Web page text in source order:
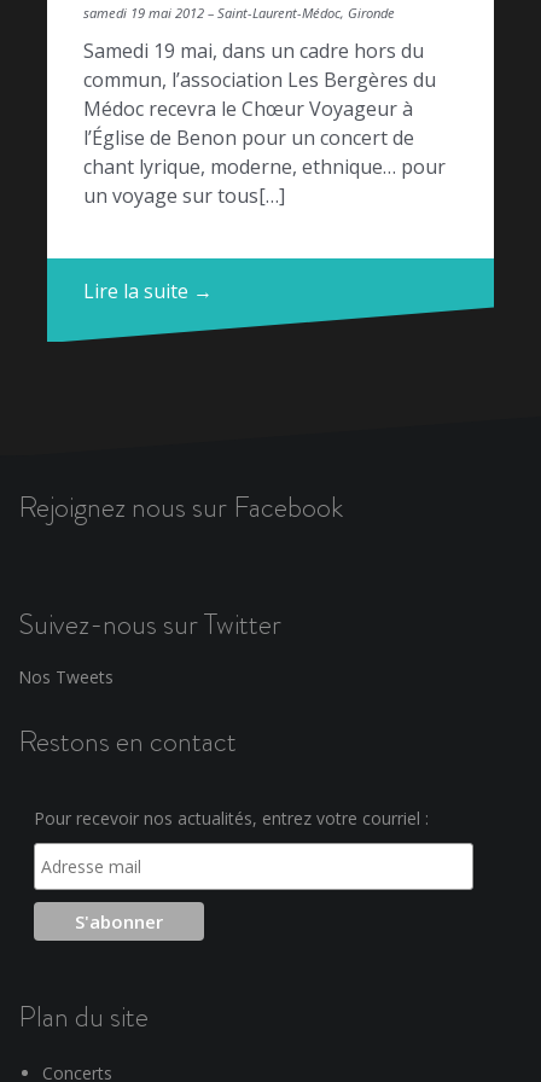
samedi 19 mai 2012 – Saint-Laurent-Médoc, Gironde
Samedi 19 mai, dans un cadre hors du
commun, l’association Les Bergères du
Médoc recevra le Chœur Voyageur à
l’Église de Benon pour un concert de
chant lyrique, moderne, ethnique… pour
un voyage sur tous[…]
Lire la suite →
Rejoignez nous sur Facebook
Suivez-nous sur Twitter
Nos Tweets
Restons en contact
Pour recevoir nos actualités, entrez votre courriel :
Plan du site
Concerts